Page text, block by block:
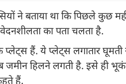
ने बताया था कि पिछले कुछ
का पता चलता है.
प्लेट्स हैं. ये प्लेट्स लगातार
जमीन हिलने लगती है. इसे ही
हैं.